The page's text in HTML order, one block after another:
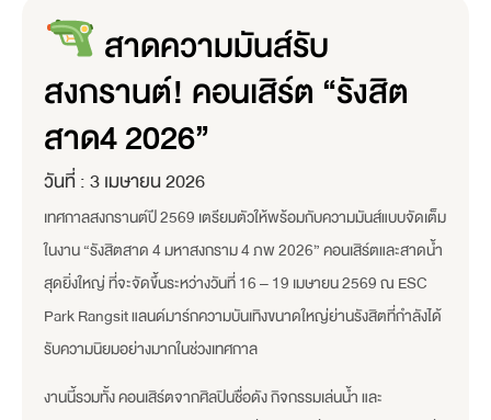
สาดความมันส์รับ
สงกรานต์! คอนเสิร์ต “รังสิต
สาด4 2026”
วันที่ :3 เมษายน 2026
เทศกาลสงกรานต์ปี 2569 เตรียมตัวให้พร้อมกับความมันส์แบบจัดเต็ม
ในงาน “รังสิตสาด 4 มหาสงกราม 4 ภพ 2026” คอนเสิร์ตและสาดน้ำ
สุดยิ่งใหญ่ ที่จะจัดขึ้นระหว่างวันที่ 16 – 19 เมษายน 2569 ณ ESC
Park Rangsit แลนด์มาร์กความบันเทิงขนาดใหญ่ย่านรังสิตที่กำลังได้
รับความนิยมอย่างมากในช่วงเทศกาล
งานนี้รวมทั้ง คอนเสิร์ตจากศิลปินชื่อดัง กิจกรรมเล่นน้ำ และ